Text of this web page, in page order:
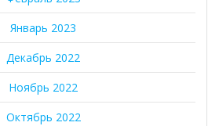
Январь 2023
Декабрь 2022
Ноябрь 2022
Октябрь 2022